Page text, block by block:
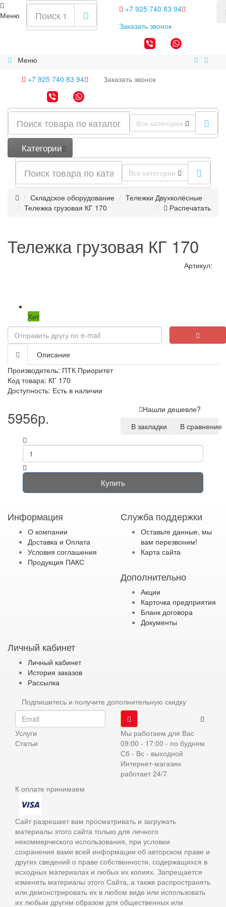
Меню
+7 925 740 83 94
Заказатьзвонок
Меню
+7 925 740 83 94
Заказать звонок
Все категории
Категории
Все категории
Складское оборудование
Тележки Двухколёсные
Тележка грузовая КГ 170
Распечатать
Тележка грузовая КГ 170
Артикул:
Хит
Описание
Производитель: ПТК Приоритет
Код товара: КГ 170
Доступность: Есть в наличии
5956р.
Нашли дешевле?
В закладки
В сравнение
Купить
Информация
О компании
Доставка и Оплата
Условия соглашения
Продукция ПАКС
Служба поддержки
Оставьте данные, мы
вам перезвоним!
Карта сайта
Дополнительно
Акции
Карточка предприятия
Бланк договора
Документы
Личный кабинет
Личный кабинет
История заказов
Рассылка
Подпишитесь и получите дополнительную скидку
Услуги
Статьи
Мы работаем для Вас
09:00 - 17:00 - по будням
Сб - Вс - выходной
Интернет-магазин
работает 24/7
К оплате принимаем
Сайт разрешает вам просматривать и загружать
материалы этого сайта только для личного
некоммерческого использования, при условии
сохранения вами всей информации об авторском праве и
других сведений о праве собственности, содержащихся в
исходных материалах и любых их копиях. Запрещается
изменять материалы этого Сайта, а также распространять
или демонстрировать их в любом виде или использовать
их любым другим образом для общественных или